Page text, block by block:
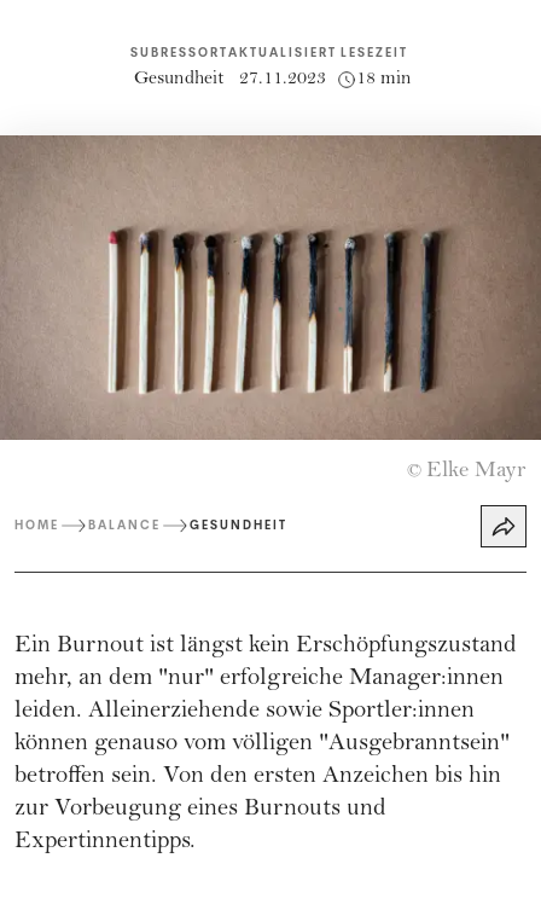
SUBRESSORT
Gesundheit
AKTUALISIERT
27.11.2023
LESEZEIT
18 min
© Elke Mayr
HOME BALANCE GESUNDHEIT
Ein Burnout ist längst kein Erschöpfungszustand
mehr, an dem "nur" erfolgreiche Manager:innen
leiden. Alleinerziehende sowie Sportler:innen
können genauso vom völligen "Ausgebranntsein"
betroffen sein. Von den ersten Anzeichen bis hin
zur Vorbeugung eines Burnouts und
Expertinnentipps.